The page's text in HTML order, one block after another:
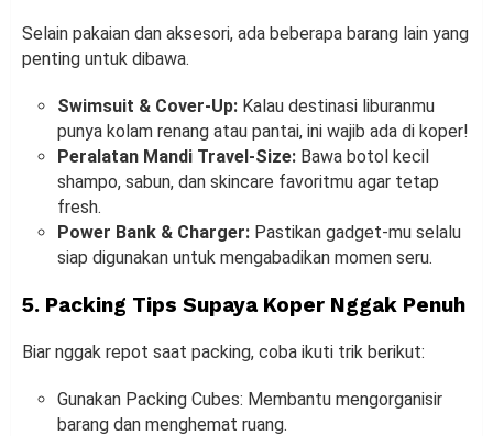
Selain pakaian dan aksesori, ada beberapa barang lain yang
penting untuk dibawa.
Swimsuit & Cover-Up: Kalau destinasi liburanmu
punya kolam renang atau pantai, ini wajib ada di koper!
Peralatan Mandi Travel-Size: Bawa botol kecil
shampo, sabun, dan skincare favoritmu agar tetap
fresh.
Power Bank & Charger: Pastikan gadget-mu selalu
siap digunakan untuk mengabadikan momen seru.
5. Packing Tips Supaya Koper Nggak Penuh
Biar nggak repot saat packing, coba ikuti trik berikut:
Gunakan Packing Cubes: Membantu mengorganisir
barang dan menghemat ruang.